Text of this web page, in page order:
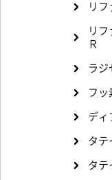
リフ
リフ
Ｒ
ラジ
フッ
ディ
タテ
タテ